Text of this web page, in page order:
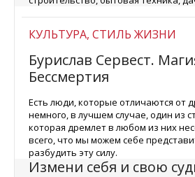
КУЛЬТУРА, СТИЛЬ ЖИЗНИ
Бурислав Сервест.
Бессмертия
Есть люди, которые отличаются от
немного, в лучшем случае, один из
которая дремлет в любом из них
всего, что мы можем себе
разбудить эту силу.
Измени себя и свою